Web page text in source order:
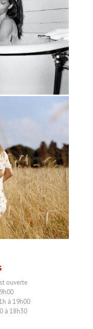
ouverte
à 19h00
à 18h30